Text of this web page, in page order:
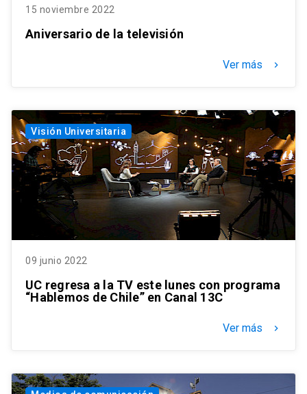
15 noviembre 2022
Aniversario de la televisión
Ver más keyboard_arrow_right
Visión Universitaria
09 junio 2022
UC regresa a la TV este lunes con programa
“Hablemos de Chile” en Canal 13C
Ver más keyboard_arrow_right